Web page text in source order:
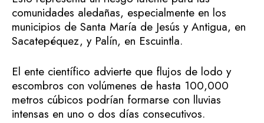
comunidades aledañas, especialmente en los
municipios de Santa María de Jesús y Antigua, en
Sacatepéquez, y Palín, en Escuintla.
El ente científico advierte que flujos de lodo y
escombros con volúmenes de hasta 100,000
metros cúbicos podrían formarse con lluvias
intensas en uno o dos días consecutivos.